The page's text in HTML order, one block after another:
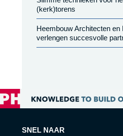
(kerk)torens
Heembouw Architecten en
verlengen succesvolle
SNEL NAAR